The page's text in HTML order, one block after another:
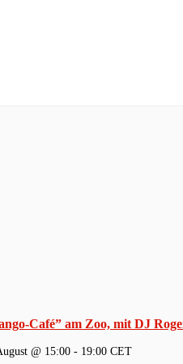
Café” am Zoo, mit DJ
@ 15:00 - 19:00 CET